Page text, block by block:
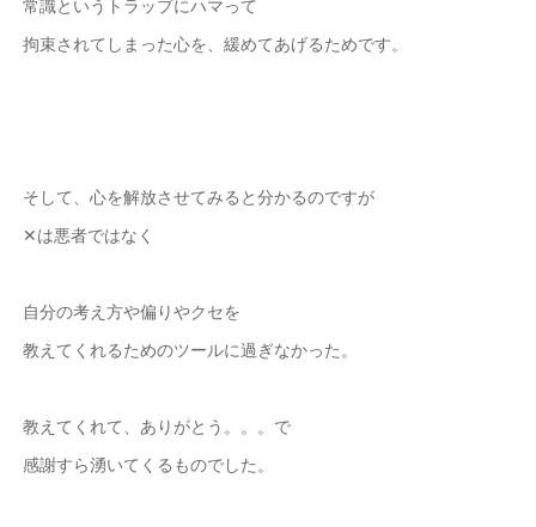
拘束されてしまった心を、緩めてあげるためです。
そして、心を解放させてみると分かるのですが
✕は悪者ではなく
自分の考え方や偏りやクセを
教えてくれるためのツールに過ぎなかった。
教えてくれて、ありがとう。。。で
感謝すら湧いてくるものでした。